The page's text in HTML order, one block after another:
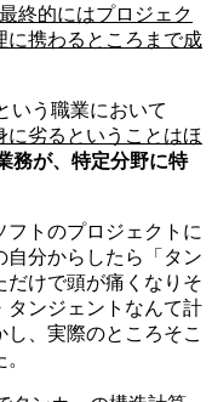
最終的にはプロジェク
に携わるところまで成
いう職業において
に劣るということはほ
務が、特定分野に特
トのプロジェクトに
自分からしたら「タン
だけで頭が痛くなりそ
タンジェントなんて計
、実際のところそこ